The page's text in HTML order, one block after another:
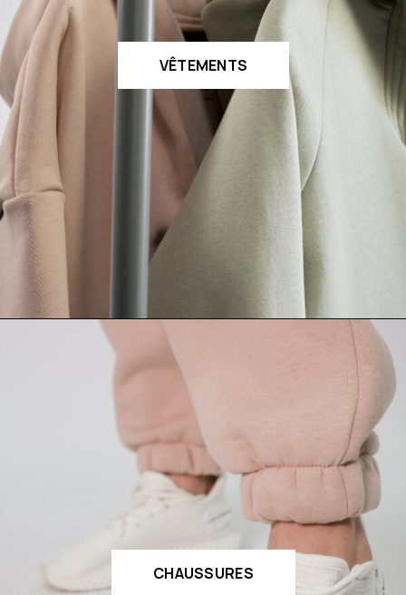
VÊTEMENTS
CHAUSSURES